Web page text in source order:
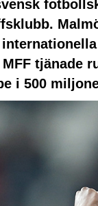
tjänade
i 500